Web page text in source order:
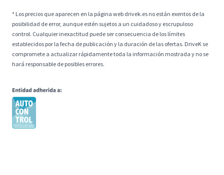
* Los precios que aparecen en la página web drivek.es no están exentos de la
posibilidad de error, aunque estén sujetos a un cuidadoso y escrupuloso
control. Cualquier inexactitud puede ser consecuencia de los límites
establecidos por la fecha de publicación y la duración de las ofertas. DriveK se
compromete a actualizar rápidamente toda la información mostrada y no se
hará responsable de posibles errores.